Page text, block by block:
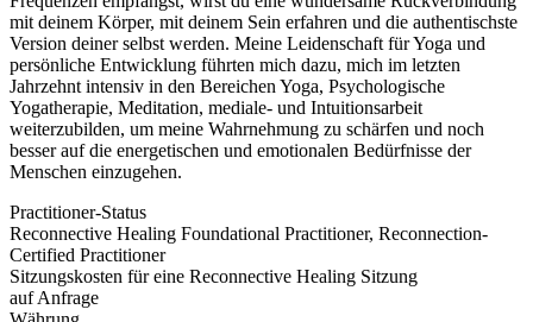
mit deinem Körper, mit deinem Sein erfahren und die authentischste
Version deiner selbst werden. Meine Leidenschaft für Yoga und
persönliche Entwicklung führten mich dazu, mich im letzten
Jahrzehnt intensiv in den Bereichen Yoga, Psychologische
Yogatherapie, Meditation, mediale- und Intuitionsarbeit
weiterzubilden, um meine Wahrnehmung zu schärfen und noch
besser auf die energetischen und emotionalen Bedürfnisse der
Menschen einzugehen.
Practitioner-Status
Reconnective Healing Foundational Practitioner, Reconnection-
Certified Practitioner
Sitzungskosten für eine Reconnective Healing Sitzung
auf Anfrage